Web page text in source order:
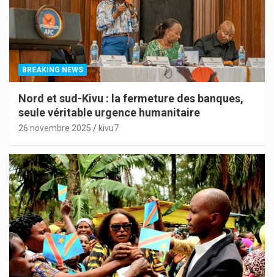
BREAKING NEWS
Nord et sud-Kivu : la fermeture des banques,
seule véritable urgence humanitaire
26 novembre 2025 kivu7